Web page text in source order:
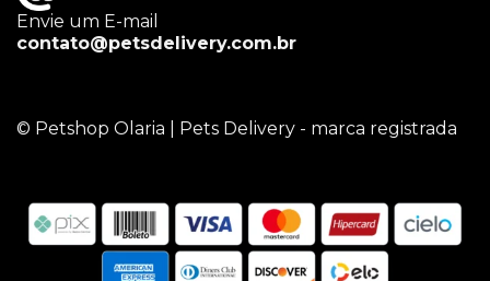
Envie um E-mail
contato@petsdelivery.com.br
© Petshop Olaria | Pets Delivery - marca registrada